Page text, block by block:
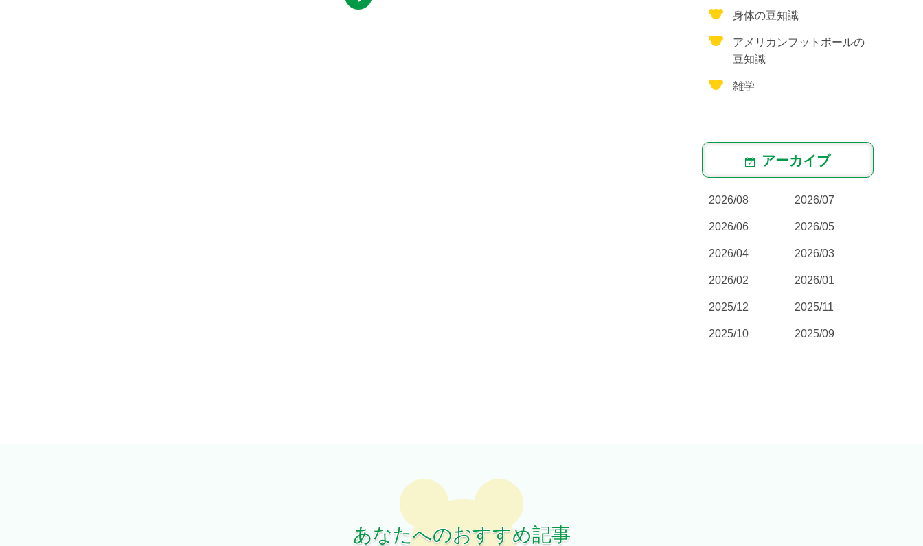
身体の豆知識
アメリカンフットボールの
豆知識
雑学
アーカイブ
2026/08 2026/07
2026/06 2026/05
2026/04 2026/03
2026/02 2026/01
2025/12 2025/11
2025/10 2025/09
あなたへのおすすめ記事